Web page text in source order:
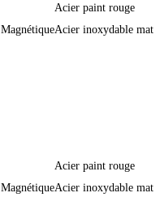
Acier paint rouge
Acier inoxydable mat
Magnétique
Acier paint rouge
Acier inoxydable mat
Magnétique